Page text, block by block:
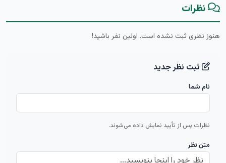
نظرات
هنوز نظری ثبت نشده است. اولین نفر باشید!
ثبت نظر جدید
نام شما
نظرات پس از تأیید نمایش داده می‌شوند.
متن نظر